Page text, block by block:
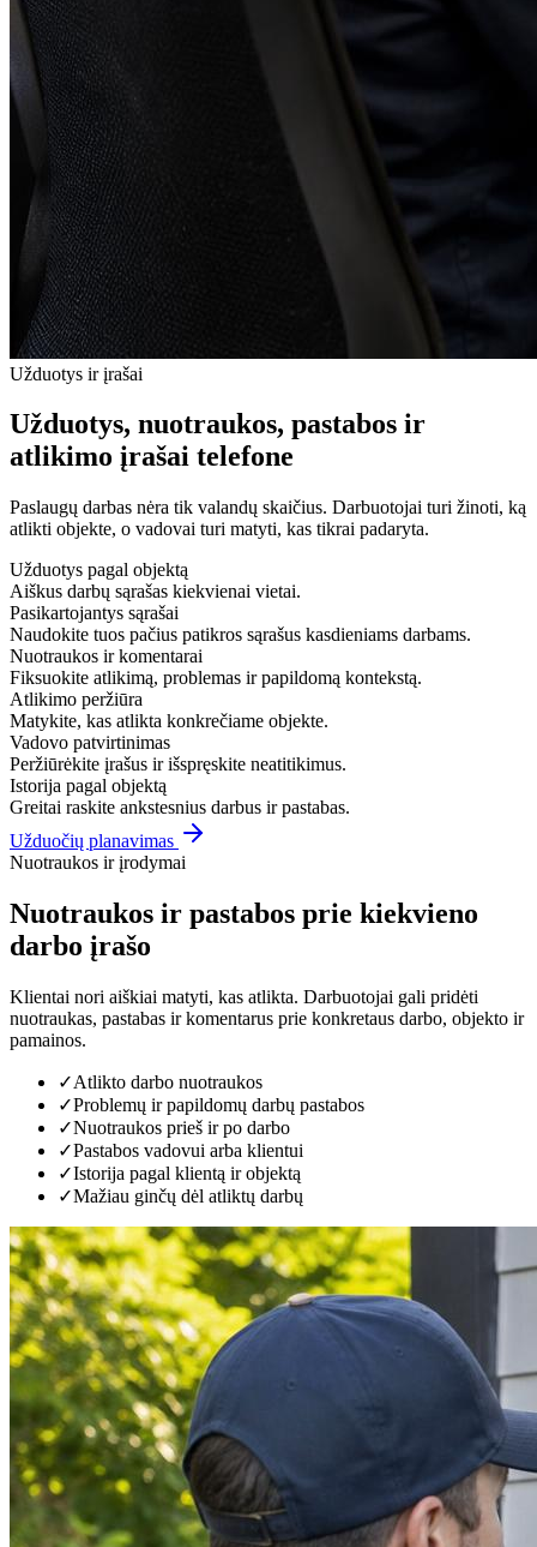
Užduotys ir įrašai
Užduotys, nuotraukos, pastabos ir
atlikimo įrašai telefone
Paslaugų darbas nėra tik valandų skaičius. Darbuotojai turi žinoti, ką
atlikti objekte, o vadovai turi matyti, kas tikrai padaryta.
Užduotys pagal objektą
Aiškus darbų sąrašas kiekvienai vietai.
Pasikartojantys sąrašai
Naudokite tuos pačius patikros sąrašus kasdieniams darbams.
Nuotraukos ir komentarai
Fiksuokite atlikimą, problemas ir papildomą kontekstą.
Atlikimo peržiūra
Matykite, kas atlikta konkrečiame objekte.
Vadovo patvirtinimas
Peržiūrėkite įrašus ir išspręskite neatitikimus.
Istorija pagal objektą
Greitai raskite ankstesnius darbus ir pastabas.
Užduočių planavimas
Nuotraukos ir įrodymai
Nuotraukos ir pastabos prie kiekvieno
darbo įrašo
Klientai nori aiškiai matyti, kas atlikta. Darbuotojai gali pridėti
nuotraukas, pastabas ir komentarus prie konkretaus darbo, objekto ir
pamainos.
✓Atlikto darbo nuotraukos
✓Problemų ir papildomų darbų pastabos
✓Nuotraukos prieš ir po darbo
✓Pastabos vadovui arba klientui
✓Istorija pagal klientą ir objektą
✓Mažiau ginčų dėl atliktų darbų